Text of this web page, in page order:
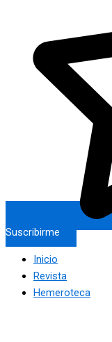
Suscribirme
Inicio
Revista
Hemeroteca